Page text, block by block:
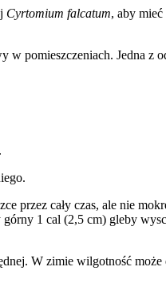
Cyrtomium falcatum, aby mieć
w pomieszczeniach. Jedna z
przez cały czas, ale nie
1 cal (2,5 cm) gleby
W zimie wilgotność